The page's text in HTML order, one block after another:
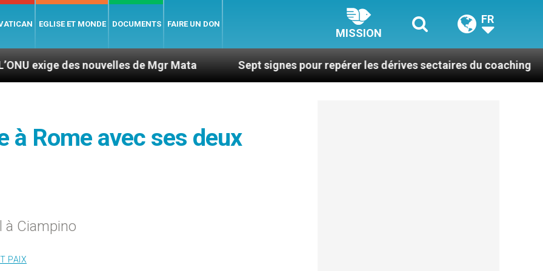
EGLISE ET MONDE DOCUMENTS FAIRE UN DON
MISSION
FR
nouvelles de Mgr Mata Sept signes pour repérer les dérives sectaires du coaching La
à Rome avec ses deux
à Ciampino
PAIX